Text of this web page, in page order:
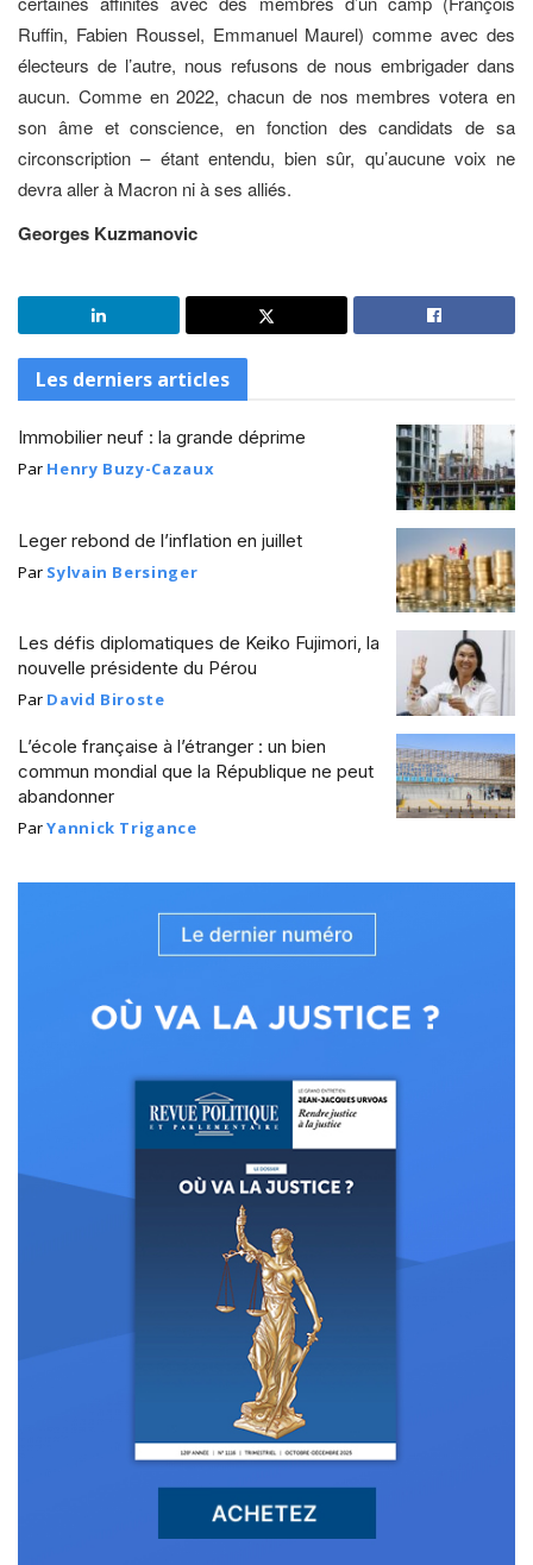
Ruffin, Fabien Roussel, Emmanuel Maurel) comme avec des
électeurs de l’autre, nous refusons de nous embrigader dans
aucun. Comme en 2022, chacun de nos membres votera en
son âme et conscience, en fonction des candidats de sa
circonscription – étant entendu, bien sûr, qu’aucune voix ne
devra aller à Macron ni à ses alliés.
Georges Kuzmanovic
Les derniers articles
Immobilier neuf : la grande déprime
Par Henry Buzy-Cazaux
Leger rebond de l’inflation en juillet
Par Sylvain Bersinger
Les défis diplomatiques de Keiko Fujimori, la
nouvelle présidente du Pérou
Par David Biroste
L’école française à l’étranger : un bien
commun mondial que la République ne peut
abandonner
ParYannick Trigance